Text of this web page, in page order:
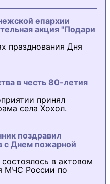
епархии
акция "Подари
празднования Дня
в честь 80-летия
принял
села Хохол.
поздравил
с Днем пожарной
в актовом
МЧС России по